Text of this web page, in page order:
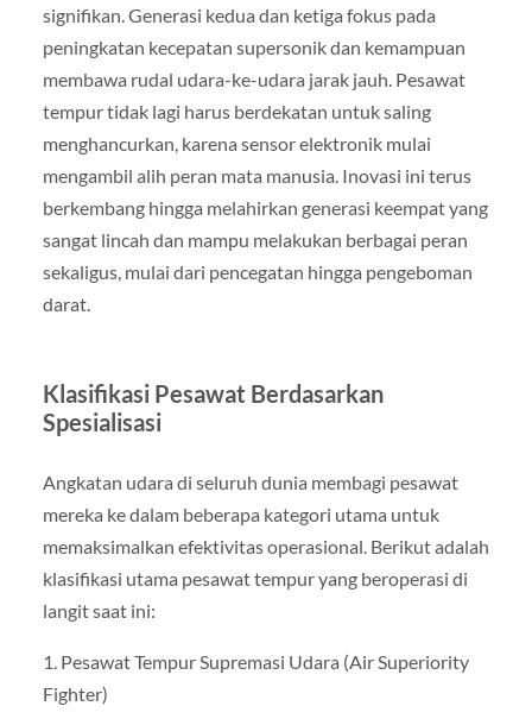
signifikan. Generasi kedua dan ketiga fokus pada
peningkatan kecepatan supersonik dan kemampuan
membawa rudal udara-ke-udara jarak jauh. Pesawat
tempur tidak lagi harus berdekatan untuk saling
menghancurkan, karena sensor elektronik mulai
mengambil alih peran mata manusia. Inovasi ini terus
berkembang hingga melahirkan generasi keempat yang
sangat lincah dan mampu melakukan berbagai peran
sekaligus, mulai dari pencegatan hingga pengeboman
darat.
Klasifikasi Pesawat Berdasarkan
Spesialisasi
Angkatan udara di seluruh dunia membagi pesawat
mereka ke dalam beberapa kategori utama untuk
memaksimalkan efektivitas operasional. Berikut adalah
klasifikasi utama pesawat tempur yang beroperasi di
langit saat ini:
1. Pesawat Tempur Supremasi Udara (Air Superiority
Fighter)